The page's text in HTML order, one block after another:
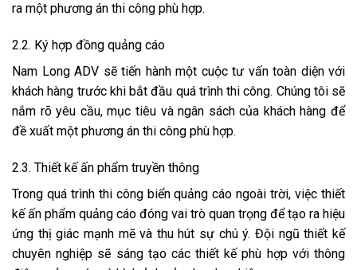
ra một phương án thi công phù hợp.
2.2. Ký hợp đồng quảng cáo
Nam Long ADV sẽ tiến hành một cuộc tư vấn toàn diện với
khách hàng trước khi bắt đầu quá trình thi công. Chúng tôi sẽ
nắm rõ yêu cầu, mục tiêu và ngân sách của khách hàng để
đề xuất một phương án thi công phù hợp.
2.3. Thiết kế ấn phẩm truyền thông
Trong quá trình thi công biển quảng cáo ngoài trời, việc thiết
kế ấn phẩm quảng cáo đóng vai trò quan trọng để tạo ra hiệu
ứng thị giác mạnh mẽ và thu hút sự chú ý. Đội ngũ thiết kế
chuyên nghiệp sẽ sáng tạo các thiết kế phù hợp với thông